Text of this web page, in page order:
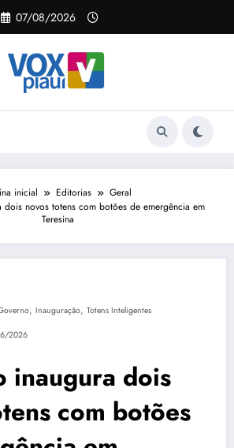
07/08/2026
inicial Editorias
Geral
dois novos totens com botões de emergência em
Teresina
, Inauguração, Totens Inteligentes
2026
inaugura dois
com botões